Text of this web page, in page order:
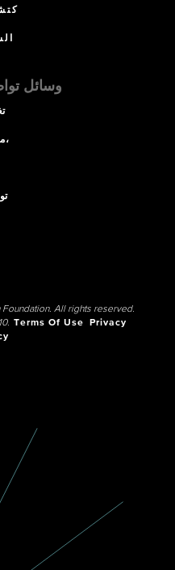
وسائل
متابعة،
All rights reserved.
Terms Of Use
Privacy